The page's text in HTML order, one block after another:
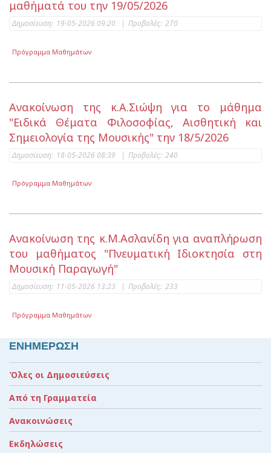
μαθήματά του την 19/05/2026
Δημοσίευση: 19-05-2026 09:20 | Προβολές: 270
Πρόγραμμα Μαθημάτων
Ανακοίνωση της κ.Α.Σιώψη για το μάθημα
"Ειδικά Θέματα Φιλοσοφίας, Αισθητική και
Σημειολογία της Μουσικής" την 18/5/2026
Δημοσίευση: 18-05-2026 08:39 | Προβολές: 240
Πρόγραμμα Μαθημάτων
Ανακοίνωση της κ.Μ.Ασλανίδη για αναπλήρωση
του μαθήματος "Πνευματική Ιδιοκτησία στη
Μουσική Παραγωγή"
Δημοσίευση: 11-05-2026 13:23 | Προβολές: 233
Πρόγραμμα Μαθημάτων
ΕΝΗΜΕΡΩΣΗ
Όλες οι Δημοσιεύσεις
Από τη Γραμματεία
Ανακοινώσεις
Εκδηλώσεις